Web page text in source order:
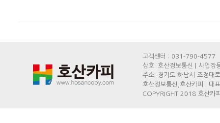
고객센터 : 031-790-4577
상호: 호산정보통신 | 사업
주소: 경기도 하남시 조정대
호산정보통신,호산카피 | 대
COPYRIGHT 2018 호산카